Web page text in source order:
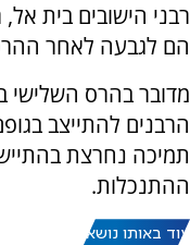
רבני הישובים בית
הם לגבעה לאחר
מדובר בהרס
הרבנים להתייצב
תמיכה נחרצת
ההתנכלות.
עוד באותו נושא: